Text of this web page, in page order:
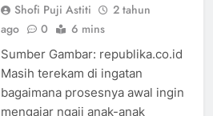
Shofi Puji Astiti
2 tahun
ago
0 6 mins
Sumber Gambar: republika.co.id
Masih terekam di ingatan
bagaimana prosesnya awal ingin
mengajar ngaji anak-anak